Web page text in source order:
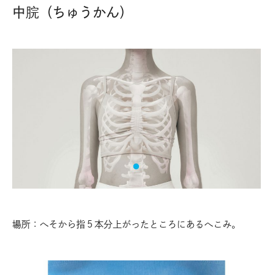
中脘（ちゅうかん）
場所：へそから指５本分上がったところにあるへこみ。